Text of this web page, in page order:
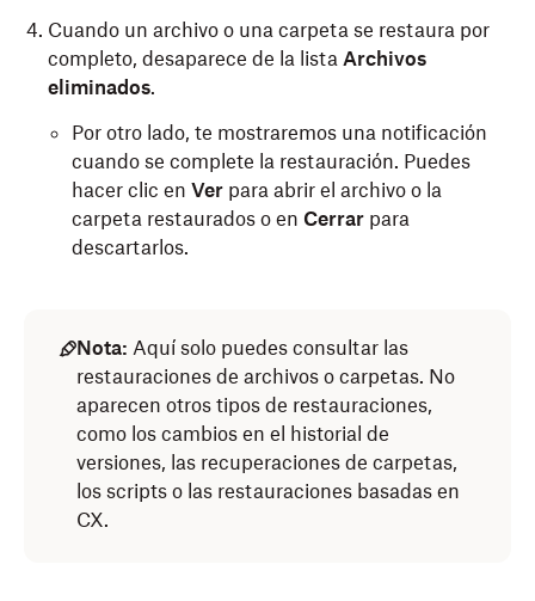
Cuando un archivo o una carpeta se restaura por
completo, desaparece de la lista Archivos
eliminados.
Por otro lado, te mostraremos una notificación
cuando se complete la restauración. Puedes
hacer clic en Ver para abrir el archivo o la
carpeta restaurados o en Cerrar para
descartarlos.
Nota: Aquí solo puedes consultar las
restauraciones de archivos o carpetas. No
aparecen otros tipos de restauraciones,
como los cambios en el historial de
versiones, las recuperaciones de carpetas,
los scripts o las restauraciones basadas en
CX.